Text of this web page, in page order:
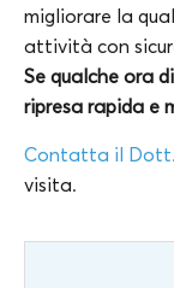
migliorare la
attività con
Se qualche ora
ripresa rapida e
Contatta il
visita.